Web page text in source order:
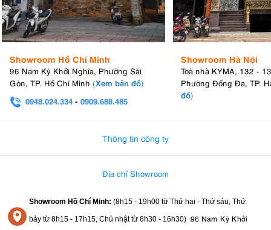
Showroom Hồ Chí Minh
96 Nam Kỳ Khởi Nghĩa, Phường Sài
Gòn, TP. Hồ Chí Minh (Xem bản đồ)
0948.024.334 - 0909.688.485
Showroom Hà Nội
Toà nhà KYMA, 132 -
Phường Đống Đa, TP.
đồ)
Thông tin công ty
Địa chỉ Showroom
Showroom Hồ Chí Minh: (8h15 - 19h00 từ Thứ hai - Thứ sáu, Thứ
bảy từ 8h15 - 17h15, Chủ nhật từ 8h30 - 16h30) 96 Nam Kỳ Khởi